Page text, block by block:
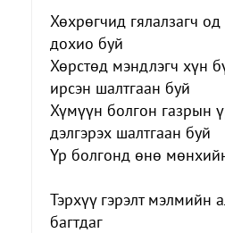
Хөхрөгчид гялалзагч
дохио буй
Хөрстөд мэндлэгч хүн
ирсэн шалтгаан буй
Хүмүүн болгон газрын
дэлгэрэх шалтгаан буй
Үр болгонд өнө
Тэрхүү гэрэлт мэлмийн
багтдаг